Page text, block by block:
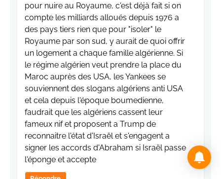
pour nuire au Royaume, c'est déjà fait si on
compte les milliards alloués depuis 1976 a
des pays tiers rien que pour "isoler" le
Royaume par son sud, y aurait de quoi offrir
un logement a chaque famille algérienne. Si
le régime algérien veut prendre la place du
Maroc auprès des USA, les Yankees se
souviennent des slogans algériens anti USA
et cela depuis l'époque boumedienne,
faudrait que les algériens cassent leur
fameux nif et proposent a Trump de
reconnaitre l'état d'Israël et s'engagent a
signer les accords d'Abraham si Israël passe
l'éponge et accepte